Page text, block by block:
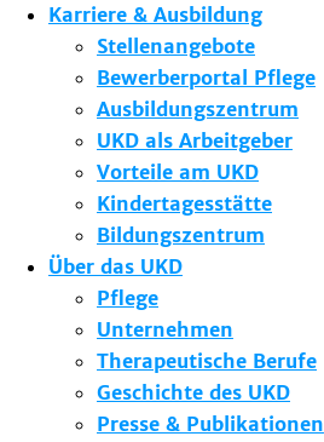
Karriere & Ausbildung
Stellenangebote
Bewerberportal Pflege
Ausbildungszentrum
UKD als Arbeitgeber
Vorteile am UKD
Kindertagesstätte
Bildungszentrum
Über das UKD
Pflege
Unternehmen
Therapeutische Berufe
Geschichte des UKD
Presse & Publikationen